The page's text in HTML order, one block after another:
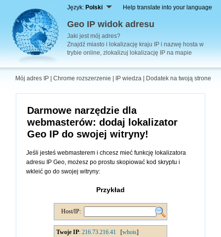
Język: Polski Help translate into your language
Geo IP widok adresu
Jaki jest mój adres?
Znajdź miasto i lokalizację kraju IP i nazwę hosta w
trybie online, zlokalizuj lokalizację IP na mapie
Mój adres IP Chrome rozszerzenie IP wiedza Dodatek na twoją strone
Darmowe narzędzie dla
webmasterów: dodaj lokalizator
Geo IP do swojej witryny!
Jeśli jesteś webmasterem i chcesz mieć funkcję lokalizatora
adresu IP Geo, możesz po prostu skopiować kod skryptu i
wkleić go do swojej witryny:
Przykład